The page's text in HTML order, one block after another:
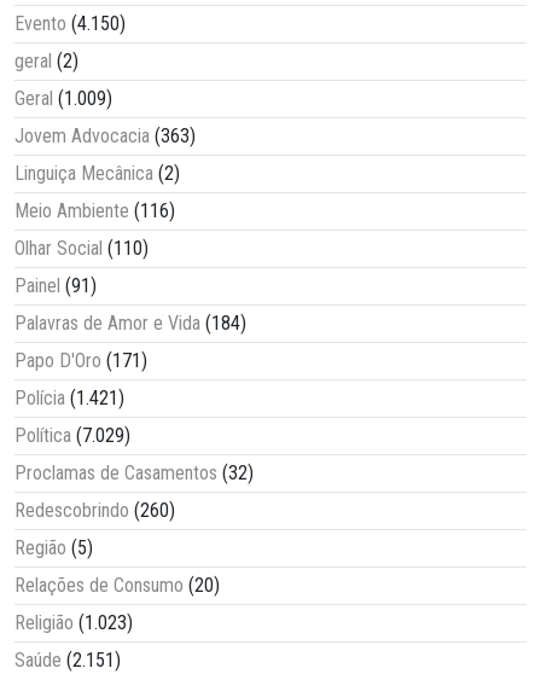
Evento (4.150)
geral (2)
Geral (1.009)
Jovem Advocacia (363)
Linguiça Mecânica (2)
Meio Ambiente (116)
Olhar Social (110)
Painel (91)
Palavras de Amor e Vida (184)
Papo D'Oro (171)
Polícia (1.421)
Política (7.029)
Proclamas de Casamentos (32)
Redescobrindo (260)
Região (5)
Relações de Consumo (20)
Religião (1.023)
Saúde (2.151)